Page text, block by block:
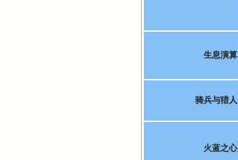
生息演算
骑兵与猎人
火蓝之心